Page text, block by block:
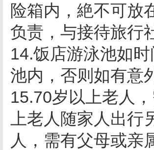
险箱内，絶不可放
负责，与接待旅行
14.饭店游泳池如
池内，否则如有意
15.70岁以上老人
上老人随家人出
人，需有父母或亲